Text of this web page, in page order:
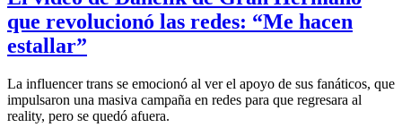
que revolucionó las redes: “Me hacen
estallar”
La influencer trans se emocionó al ver el apoyo de sus fanáticos, que
impulsaron una masiva campaña en redes para que regresara al
reality, pero se quedó afuera.